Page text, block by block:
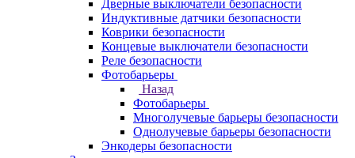
Дверные выключатели безопасности
Индуктивные датчики безопасности
Коврики безопасности
Концевые выключатели безопасности
Реле безопасности
Фотобарьеры
Назад
Фотобарьеры
Многолучевые барьеры безопасности
Однолучевые барьеры безопасности
Энкодеры безопасности